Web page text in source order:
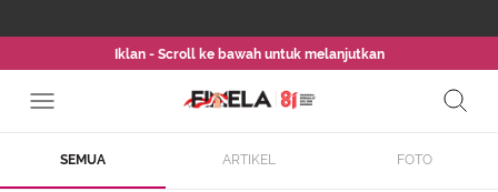
Iklan - Scroll ke bawah untuk melanjutkan
SEMUA ARTIKEL FOTO